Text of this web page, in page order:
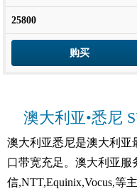
25800
购买
澳大利亚•悉尼
澳大利亚悉尼是澳大利亚
口带宽充足。澳大利亚
信,NTT,Equinix,Vocus,等